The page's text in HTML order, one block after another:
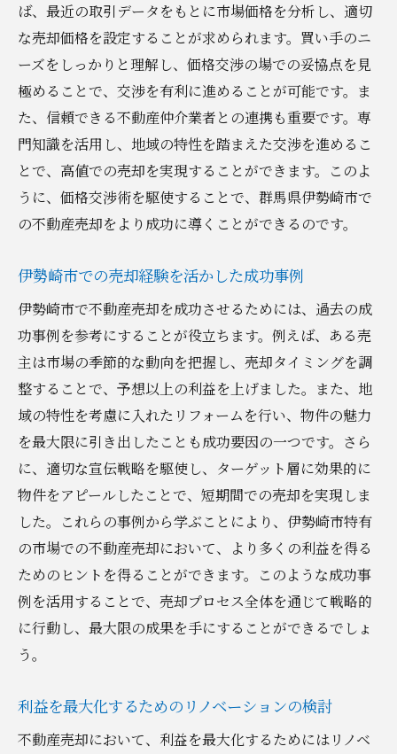
ば、最近の取引データをもとに市場価格を分析し、適切
な売却価格を設定することが求められます。買い手のニ
ーズをしっかりと理解し、価格交渉の場での妥協点を見
極めることで、交渉を有利に進めることが可能です。ま
た、信頼できる不動産仲介業者との連携も重要です。専
門知識を活用し、地域の特性を踏まえた交渉を進めるこ
とで、高値での売却を実現することができます。このよ
うに、価格交渉術を駆使することで、群馬県伊勢崎市で
の不動産売却をより成功に導くことができるのです。
伊勢崎市での売却経験を活かした成功事例
伊勢崎市で不動産売却を成功させるためには、過去の成
功事例を参考にすることが役立ちます。例えば、ある売
主は市場の季節的な動向を把握し、売却タイミングを調
整することで、予想以上の利益を上げました。また、地
域の特性を考慮に入れたリフォームを行い、物件の魅力
を最大限に引き出したことも成功要因の一つです。さら
に、適切な宣伝戦略を駆使し、ターゲット層に効果的に
物件をアピールしたことで、短期間での売却を実現しま
した。これらの事例から学ぶことにより、伊勢崎市特有
の市場での不動産売却において、より多くの利益を得る
ためのヒントを得ることができます。このような成功事
例を活用することで、売却プロセス全体を通じて戦略的
に行動し、最大限の成果を手にすることができるでしょ
う。
利益を最大化するためのリノベーションの検討
不動産売却において、利益を最大化するためにはリノベ